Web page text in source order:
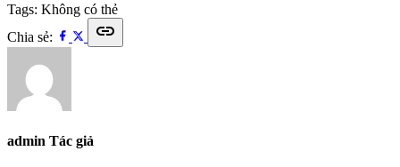
Tags: Không có thẻ
Chia sẻ:
link
admin Tác giả